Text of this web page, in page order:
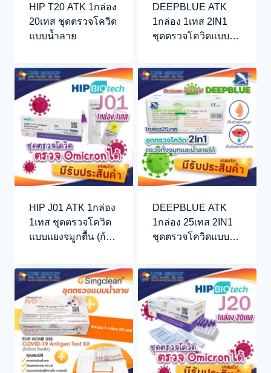
HIP T20 ATK 1กล่อง
20เทส ชุดตรวจโควิด
แบบน้ำลาย
DEEPBLUE ATK
1กล่อง 1เทส 2IN1
ชุดตรวจโควิดแบบ
HIP J01 ATK 1กล่อง
1เทส ชุดตรวจโควิด
แบบแยงจมูกตื้น (ก้าน
DEEPBLUE ATK
1กล่อง 25เทส 2IN1
ชุดตรวจโควิดแบบ